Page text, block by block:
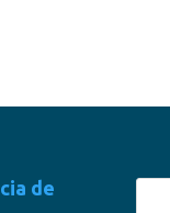
de